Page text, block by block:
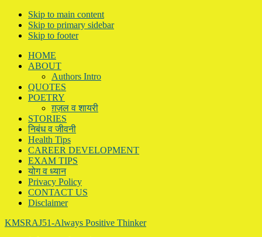
Skip to main content
Skip to primary sidebar
Skip to footer
HOME
ABOUT
Authors Intro
QUOTES
POETRY
ग़ज़ल व शायरी
STORIES
निबंध व जीवनी
Health Tips
CAREER DEVELOPMENT
EXAM TIPS
योग व ध्यान
Privacy Policy
CONTACT US
Disclaimer
KMSRAJ51-Always Positive Thinker